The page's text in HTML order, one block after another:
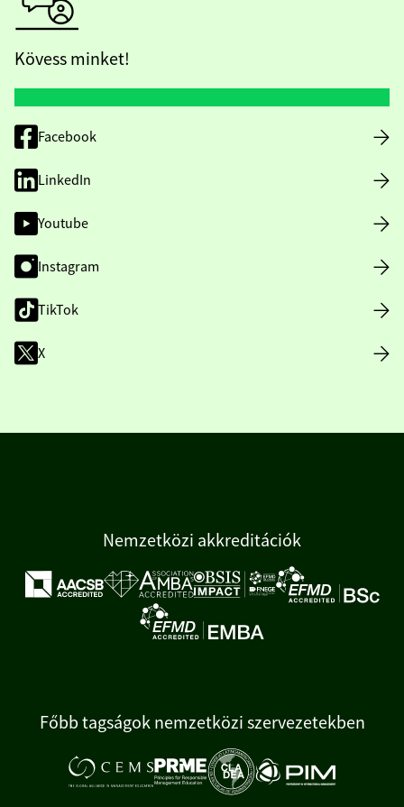
Kövess minket!
Facebook
LinkedIn
Youtube
Instagram
TikTok
X
Nemzetközi akkreditációk
Főbb tagságok nemzetközi szervezetekben